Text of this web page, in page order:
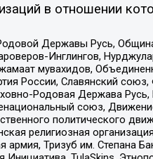
в отношении
Державы Русь,
Инглингов,
мувахидов,
России, Славянский
Родовая Держава
союз,
политического
религиозная
Тризуб им. Степана